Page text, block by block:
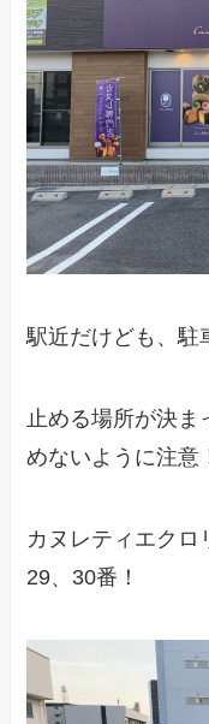
駅近だけども、駐
止める場所が決ま
めないように注意
カヌレティエクロ
29、30番！